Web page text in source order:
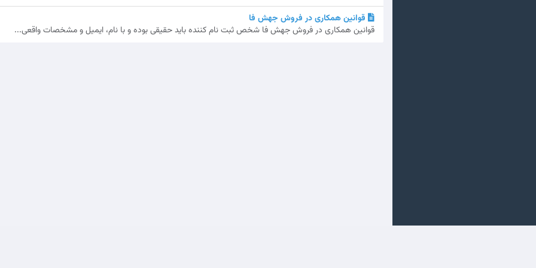
قوانین همکاری در فروش جهش فا
قوانین همکاری در فروش جهش فا شخص ثبت نام کننده باید حقیقی بوده و با نام، ایمیل و مشخصات واقعی...